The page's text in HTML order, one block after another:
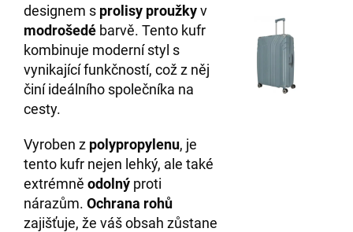
designem s prolisy proužkyv
modrošedé barvě. Tento kufr
kombinuje moderní styl s
vynikající funkčností, což z něj
činí ideálního společníka na
cesty.
Vyroben z polypropylenu, je
tento kufr nejen lehký, ale také
extrémně odolný proti
nárazům. Ochrana rohů
zajišťuje, že váš obsah zůstane